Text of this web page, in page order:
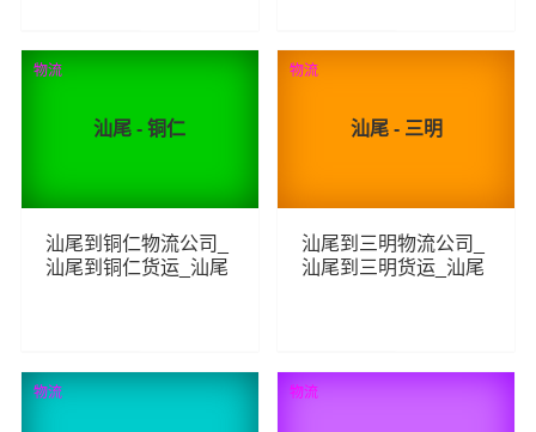
351 查看详细 265 查看详细
汕尾 - 铜仁
汕尾到铜仁物流公司_
汕尾到铜仁货运_汕尾
309 查看详细
物流
汕尾 - 三明
汕尾到三明物流公司_
汕尾到三明货运_汕尾
256 查看详细
物流
物流 物流